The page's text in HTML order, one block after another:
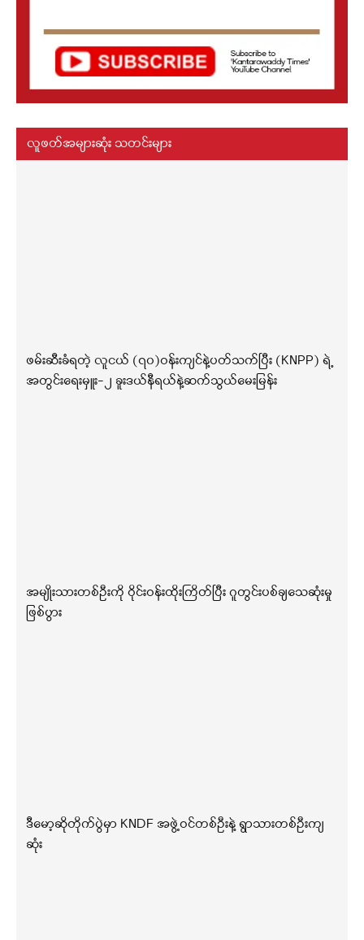
လူဖတ်အများဆုံး သတင်းများ
ဖမ်းဆီးခံရတဲ့ လူငယ် (၇၀)ဝန်းကျင်နဲ့ပတ်သက်ပြီး (KNPP) ရဲ့
အတွင်းရေးမှူး-၂ ခူးဒယ်နီရယ်နဲ့ဆက်သွယ်မေးမြန်း
အမျိုးသားတစ်ဦးကို ဝိုင်းဝန်းထိုးကြိတ်ပြီး ဂူတွင်းပစ်ချသေဆုံးမှု
ဖြစ်ပွား
ဒီမော့ဆိုတိုက်ပွဲမှာ KNDF အဖွဲ့ဝင်တစ်ဦးနဲ့ ရွာသားတစ်ဦးကျ
ဆုံး